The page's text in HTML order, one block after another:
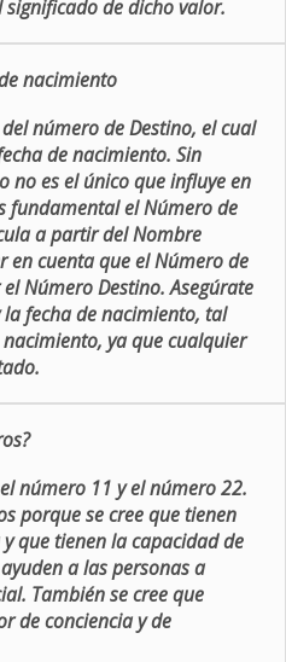
de dicho valor.
nacimiento
número de Destino, el cual
de nacimiento. Sin
no es el único que influye en
fundamental el Número de
a partir del Nombre
en cuenta que el Número de
Número Destino. Asegúrate
fecha de nacimiento, tal
ya que cualquier
número 11 y el número 22.
porque se cree que tienen
que tienen la capacidad de
a las personas a
También se cree que
de conciencia y de